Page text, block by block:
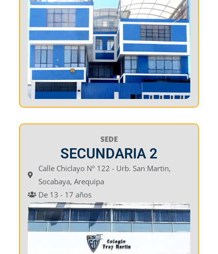
SEDE
SECUNDARIA 2
Calle Chiclayo N° 122 - Urb. San Martin,
Socabaya, Arequipa
De 13 - 17 años